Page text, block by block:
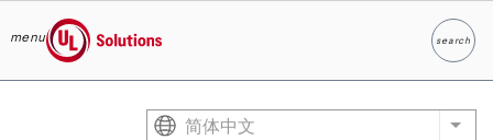
menu
UL Solutions
searchSearch
简体中文 List